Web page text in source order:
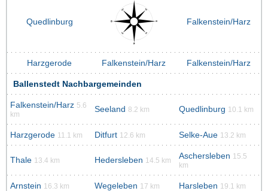
Quedlinburg Falkenstein/Harz
Harzgerode Falkenstein/Harz Falkenstein/Harz
Ballenstedt Nachbargemeinden
Falkenstein/Harz 5.6
km
Seeland 8.2 km Quedlinburg 10.1 km
Harzgerode 11.1 km Ditfurt 12.6 km Selke-Aue 13.2 km
Thale 13.4 km Hedersleben 14.5 km Aschersleben 15.5
km
Arnstein 16.3 km Wegeleben 17 km Harsleben 19.1 km